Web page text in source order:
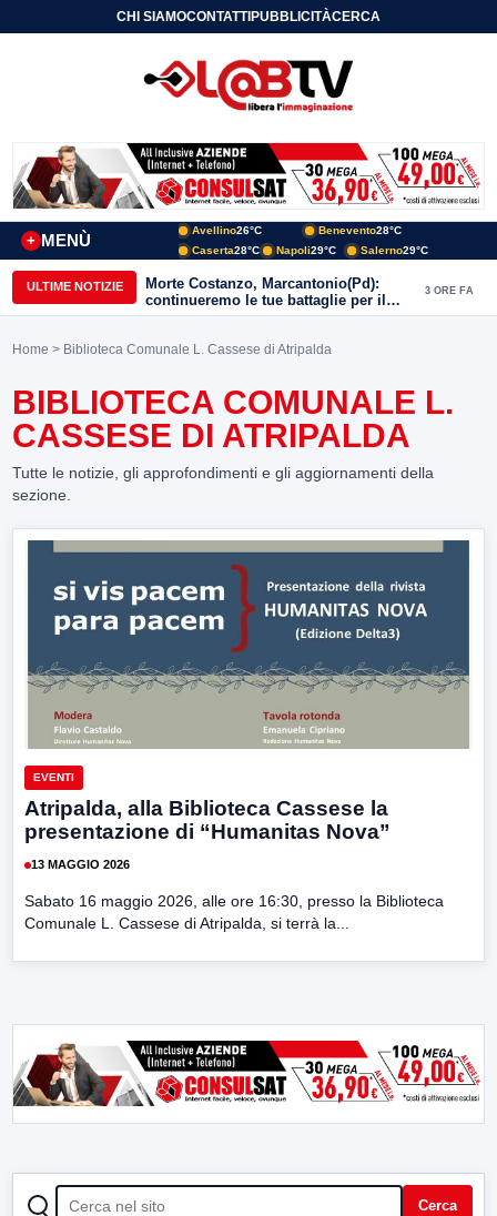
CHI SIAMOCONTATTIPUBBLICITÀCERCA
MENÙ
+
Avellino26°C Benevento28°C
Caserta28°C Napoli29°C Salerno29°C
ULTIME NOTIZIE
Morte Costanzo, Marcantonio(Pd):
continueremo le tue battaglie per il
Sannio
3 ORE FA
Home > Biblioteca Comunale L. Cassese di Atripalda
BIBLIOTECA COMUNALE L.
CASSESE DI ATRIPALDA
Tutte le notizie, gli approfondimenti e gli aggiornamenti della
sezione.
EVENTI
Atripalda, alla Biblioteca Cassese la
presentazione di “Humanitas Nova”
13 MAGGIO 2026
Sabato 16 maggio 2026, alle ore 16:30, presso la Biblioteca
Comunale L. Cassese di Atripalda, si terrà la...
CERCA Cerca